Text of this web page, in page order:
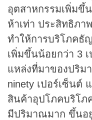
อุตสาหกรรมเพิ่มขึ้
ห้าเท่า ประสิทธิภา
ทำให้การบริโภคธั
เพิ่มขึ้นน้อยกว่า 3
แหล่งที่มาของปริ
ninety เปอร์เซ็นต์
สินค้าอุปโภคบริโภ
มีปริมาณมาก ขึ้นอ